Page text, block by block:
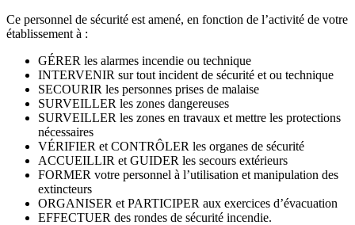
Ce personnel de sécurité est amené, en fonction de l’activité de votre
établissement à :
GÉRER les alarmes incendie ou technique
INTERVENIR sur tout incident de sécurité et ou technique
SECOURIR les personnes prises de malaise
SURVEILLER les zones dangereuses
SURVEILLER les zones en travaux et mettre les protections
nécessaires
VÉRIFIER et CONTRÔLER les organes de sécurité
ACCUEILLIR et GUIDER les secours extérieurs
FORMER votre personnel à l’utilisation et manipulation des
extincteurs
ORGANISER et PARTICIPER aux exercices d’évacuation
EFFECTUER des rondes de sécurité incendie.